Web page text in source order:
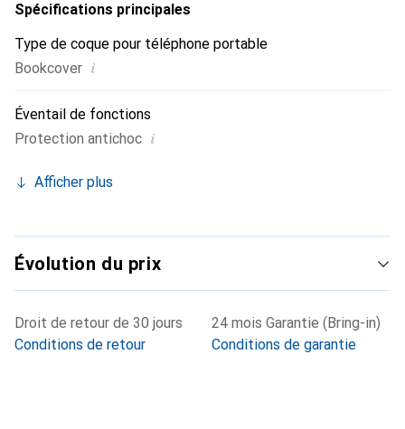
Spécifications principales
Type de coque pour téléphone portable
Bookcover i
Éventail de fonctions
Protection antichoc i
Afficher plus
Évolution du prix
Droit de retour de 30 jours
Conditions de retour
24 mois Garantie (Bring-in)
Conditions de garantie